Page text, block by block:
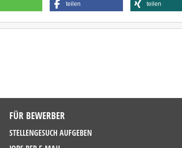
teilen teilen
FÜR BEWERBER
STELLENGESUCH AUFGEBEN